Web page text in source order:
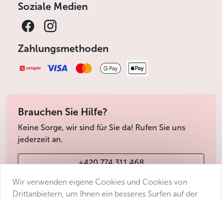
Soziale Medien
Zahlungsmethoden
Brauchen Sie Hilfe?
Keine Sorge, wir sind für Sie da! Rufen Sie uns
jederzeit an.
+420 774 311 468
info@avantgarde-prague.cz
Wir verwenden eigene Cookies und Cookies von
Drittanbietern, um Ihnen ein besseres Surfen auf der